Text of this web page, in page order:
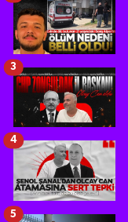
3
4
5